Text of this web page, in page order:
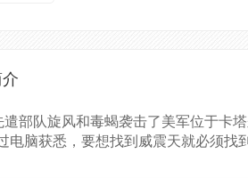
遣部队旋风和毒蝎袭击了美军位于卡
电脑获悉，要想找到威震天就必须找到